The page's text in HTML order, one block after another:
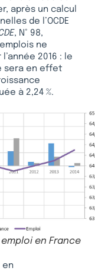
après un calcul
de l’OCDE
, N° 98,
ne
2016 : le
sera en effet
à 2,24 %.
en France
en